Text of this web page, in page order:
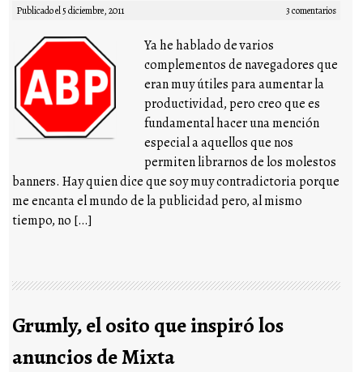
Publicado el5 diciembre, 2011 3 comentarios
Ya he hablado de varios
complementos de navegadores que
eran muy útiles para aumentar la
productividad, pero creo que es
fundamental hacer una mención
especial a aquellos que nos
permiten librarnos de los molestos
banners. Hay quien dice que soy muy contradictoria porque
me encanta el mundo de la publicidad pero, al mismo
tiempo, no […]
Grumly, el osito que inspiró los
anuncios de Mixta